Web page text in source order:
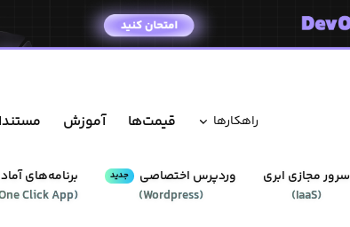
راهکار‌ها قیمت‌ها آموزش
برنامه‌های
(
Click App
وردپرس‌ اختصاصی جدید
(
Wordpress
)
سرور مجازی ابری
(
IaaS
)